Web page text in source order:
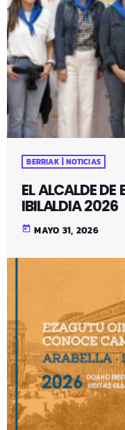
BERRIAK | NOTICIAS
EL ALCALDE DE
IBILALDIA 2026
today MAYO 31, 2026